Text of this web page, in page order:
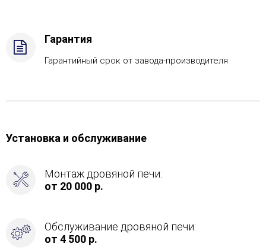
Гарантия
Гарантийный срок от завода-производителя
Установка и обслуживание
Монтаж дровяной печи:
от 20 000 р.
Обслуживание дровяной печи:
от 4 500 р.